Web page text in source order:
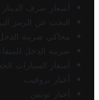
أسعار صرف
البحث عن الرمز
محاكي ضريبة
ضريبة الدخل
أسعار السيارات
أخبار تروفيت
أخبار تونس